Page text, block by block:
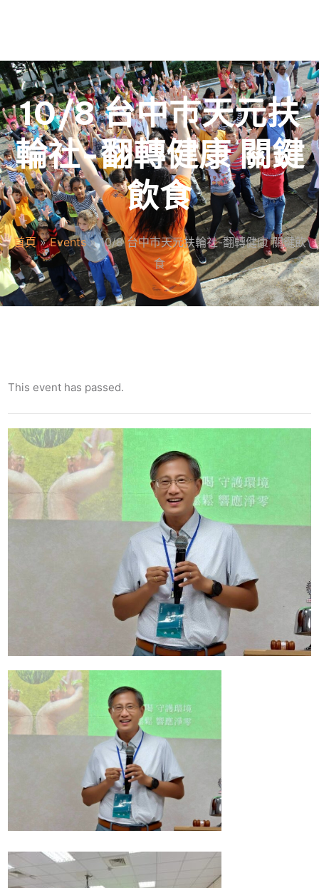
10/8 台中巿天元扶
輪社-翻轉健康 關鍵
飲食
首頁»Events»10/8 台中巿天元扶輪社-翻轉健康 關鍵飲
食
This event has passed.